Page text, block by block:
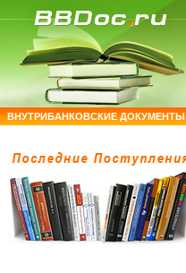
ВНУТРИБАНКОВСКИЕ ДОКУМЕНТЫ